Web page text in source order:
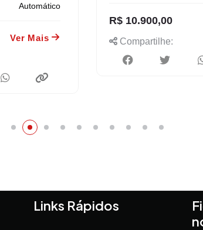
Automático
Ver Mais
R$ 10.900,00
Compartilhe:
Links Rápidos